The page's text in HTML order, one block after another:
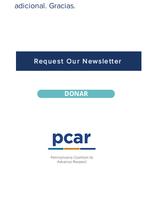
adicional. Gracias.
Request Our Newsletter
DONAR